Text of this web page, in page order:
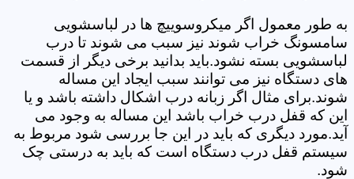
به طور معمول اگر میکروسوییچ ها در لباسشویی
سامسونگ خراب شوند نیز سبب می شوند تا درب
لباسشویی بسته نشود.باید بدانید برخی دیگر از قسمت
های دستگاه نیز می توانند سبب ایجاد این مساله
شوند.برای مثال اگر زبانه درب اشکال داشته باشد و یا
این که قفل درب خراب باشد این مساله به وجود می
آید.مورد دیگری که باید در این جا بررسی شود مربوط به
سیستم قفل درب دستگاه است که باید به درستی چک
شود.